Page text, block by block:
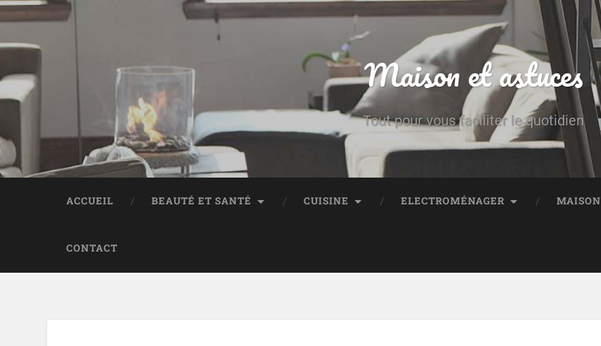
Maison et astuces
Tout pour vous faciliter le quotidien
ACCUEIL BEAUTÉ ET SANTÉ CUISINE ELECTROMÉNAGER MAISON
CONTACT